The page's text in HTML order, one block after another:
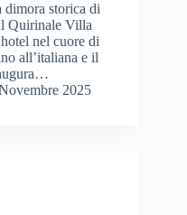
storica di
Quirinale Villa
nel cuore di
all’italiana e il
2025